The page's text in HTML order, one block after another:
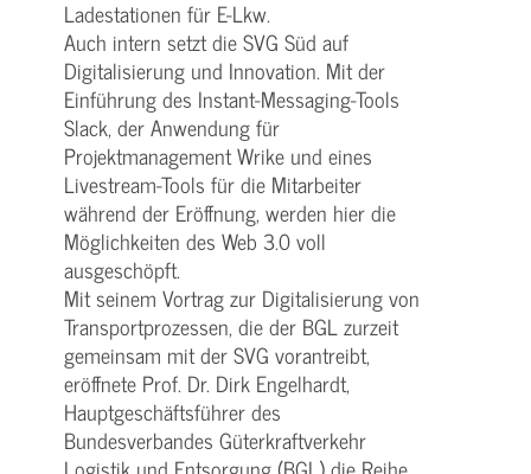
Ladestationen für E-Lkw.
Auch intern setzt die SVG Süd auf
Digitalisierung und Innovation. Mit der
Einführung des Instant-Messaging-Tools
Slack, der Anwendung für
Projektmanagement Wrike und eines
Livestream-Tools für die Mitarbeiter
während der Eröffnung, werden hier die
Möglichkeiten des Web 3.0 voll
ausgeschöpft.
Mit seinem Vortrag zur Digitalisierung von
Transportprozessen, die der BGL zurzeit
gemeinsam mit der SVG vorantreibt,
eröffnete Prof. Dr. Dirk Engelhardt,
Hauptgeschäftsführer des
Bundesverbandes Güterkraftverkehr